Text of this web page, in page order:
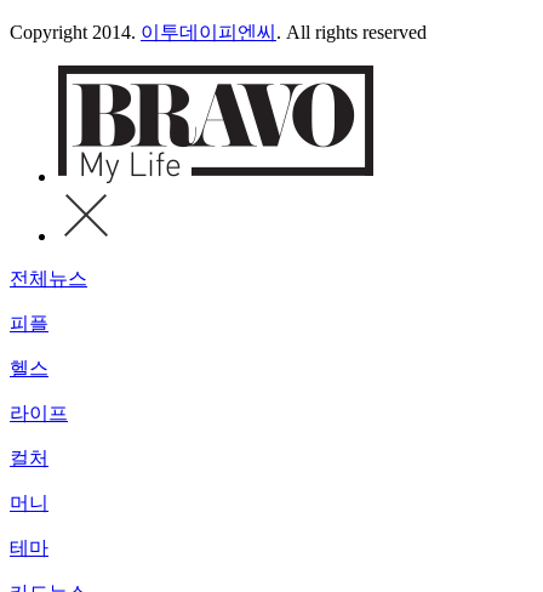
Copyright 2014. 이투데이피엔씨 . All rights reserved
전체뉴스
피플
헬스
라이프
컬처
머니
테마